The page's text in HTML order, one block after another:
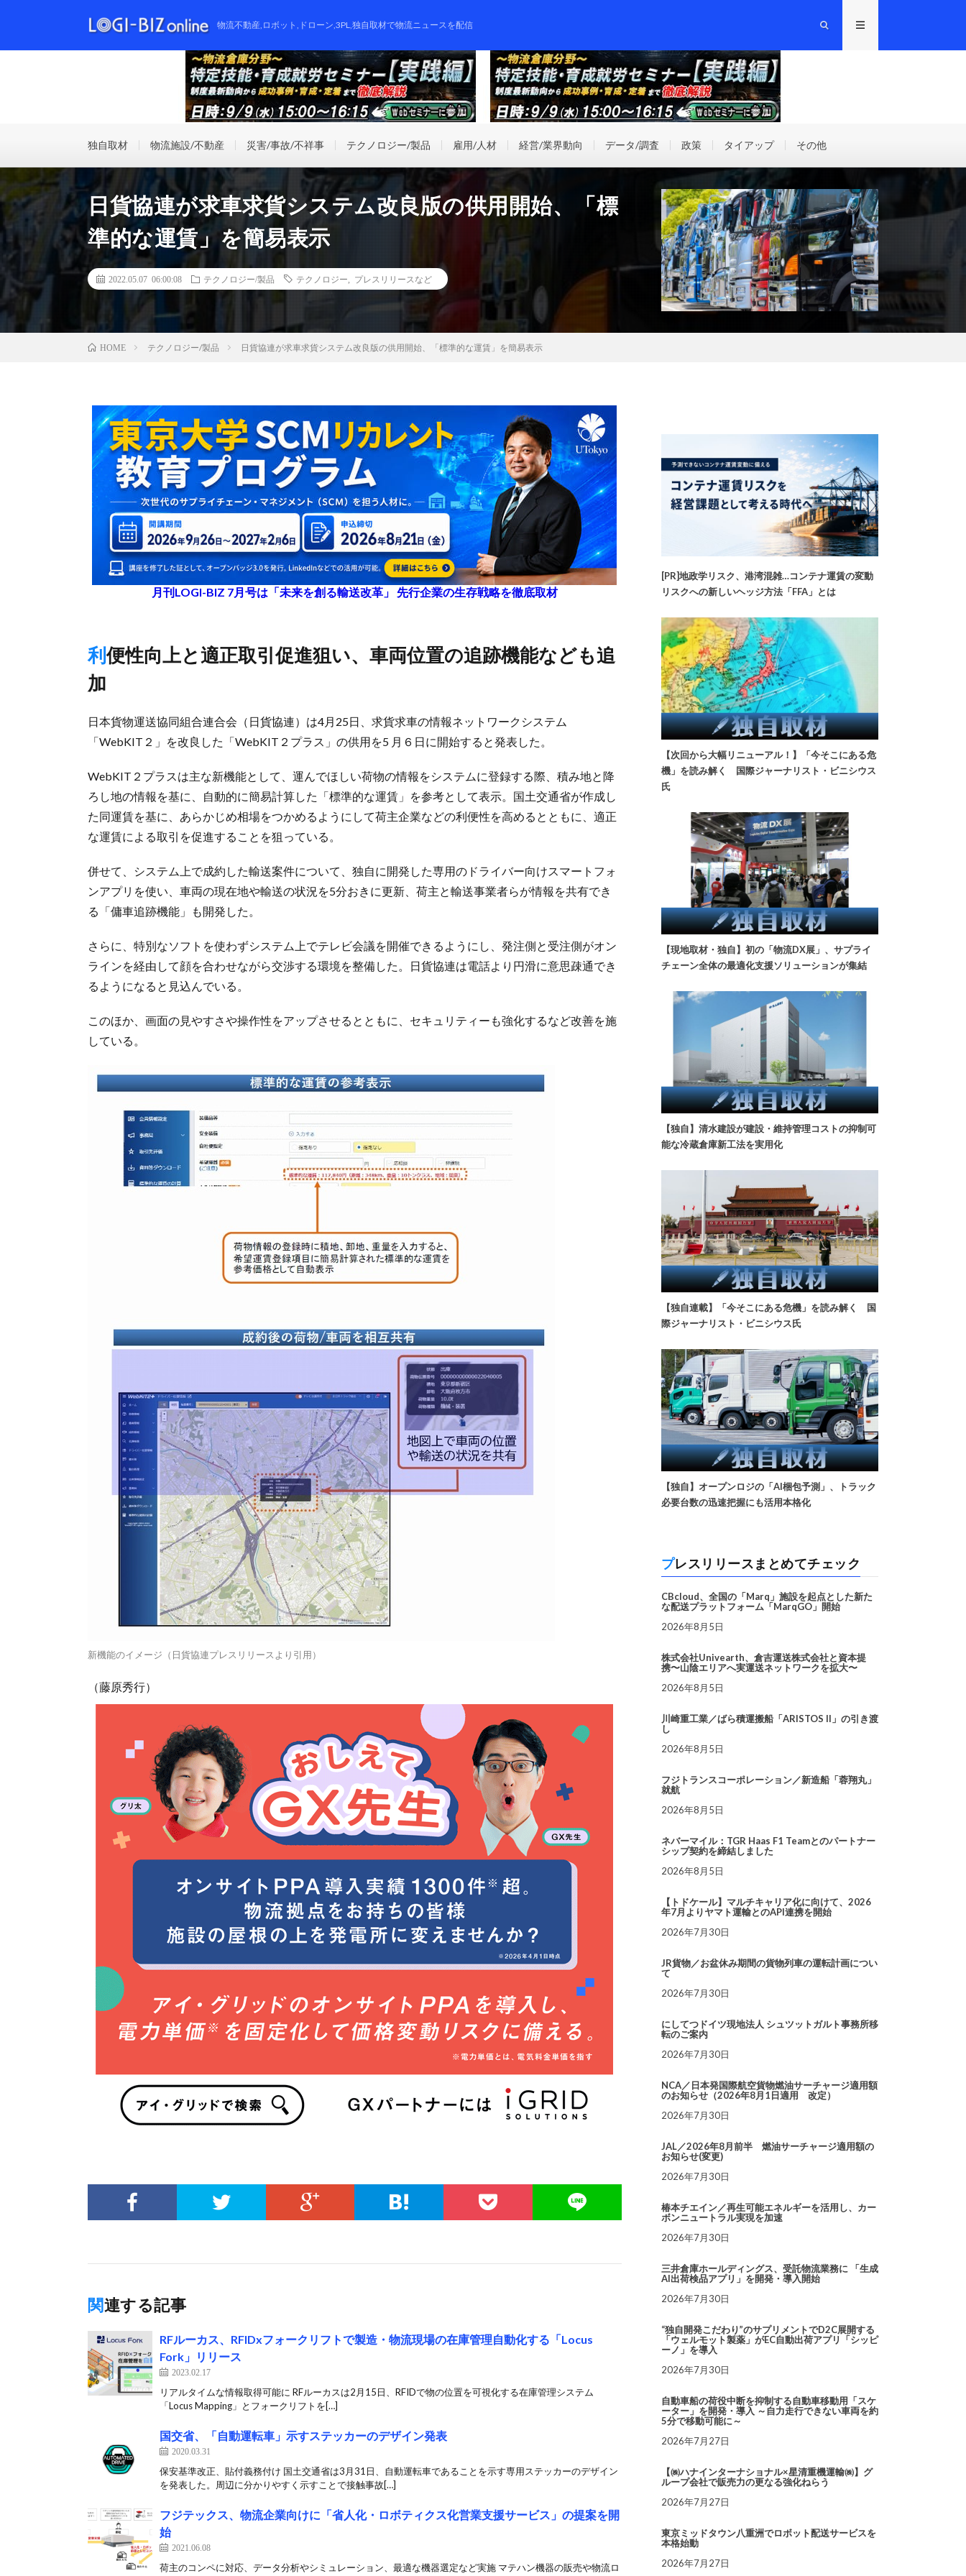
物流不動産,ロボット,ドローン,3PL,独自取材で物流ニュースを配信
独自取材 物流施設/不動産 災害/事故/不祥事 テクノロジー/製品 雇用/人材 経営/業界動向 データ/調査 政策 タイアップ その他
日貨協連が求車求貨システム改良版の供用開始、「標
準的な運賃」を簡易表示
2022.05.07 06:00:08 テクノロジー/製品 テクノロジー プレスリリースなど
HOME テクノロジー/製品 日貨協連が求車求貨システム改良版の供用開始、「標準的な運賃」を簡易表示
月刊LOGI-BIZ 7月号は「未来を創る輸送改革」 先行企業の生存戦略を徹底取材
利便性向上と適正取引促進狙い、車両位置の追跡機能なども追
加
日本貨物運送協同組合連合会（日貨協連）は4月25日、求貨求車の情報ネットワークシステム
「WebKIT２」を改良した「WebKIT２プラス」の供用を5 ⽉６⽇に開始すると発表した。
WebKIT２プラスは主な新機能として、運んでほしい荷物の情報をシステムに登録する際、積み地と降
ろし地の情報を基に、自動的に簡易計算した「標準的な運賃」を参考として表示。国土交通省が作成し
た同運賃を基に、あらかじめ相場をつかめるようにして荷主企業などの利便性を高めるとともに、適正
な運賃による取引を促進することを狙っている。
併せて、システム上で成約した輸送案件について、独自に開発した専用のドライバー向けスマートフォ
ンアプリを使い、車両の現在地や輸送の状況を5分おきに更新、荷主と輸送事業者らが情報を共有でき
る「傭車追跡機能」も開発した。
さらに、特別なソフトを使わずシステム上でテレビ会議を開催できるようにし、発注側と受注側がオン
ラインを経由して顔を合わせながら交渉する環境を整備した。日貨協連は電話より円滑に意思疎通でき
るようになると見込んでいる。
このほか、画面の見やすさや操作性をアップさせるとともに、セキュリティーも強化するなど改善を施
している。
新機能のイメージ（日貨協連プレスリリースより引用）
（藤原秀行）
関連する記事
RFルーカス、RFIDxフォークリフトで製造・物流現場の在庫管理自動化する「Locus
Fork」リリース
2023.02.17
リアルタイムな情報取得可能に RFルーカスは2月15日、RFIDで物の位置を可視化する在庫管理システム
「Locus Mapping」とフォークリフトを[…]
国交省、「自動運転車」示すステッカーのデザイン発表
2020.03.31
保安基準改正、貼付義務付け 国土交通省は3月31日、自動運転車であることを示す専用ステッカーのデザイン
を発表した。周辺に分かりやすく示すことで接触事故[…]
フジテックス、物流企業向けに「省人化・ロボティクス化営業支援サービス」の提案を開
始
2021.06.08
荷主のコンペに対応、データ分析やシミュレーション、最適な機器選定など実施 マテハン機器の販売や物流ロ
[PR]地政学リスク、港湾混雑…コンテナ運賃の変動
リスクへの新しいヘッジ方法「FFA」とは
【次回から大幅リニューアル！】「今そこにある危
機」を読み解く 国際ジャーナリスト・ビニシウス
氏
【現地取材・独自】初の「物流DX展」、サプライ
チェーン全体の最適化支援ソリューションが集結
【独自】清水建設が建設・維持管理コストの抑制可
能な冷蔵倉庫新工法を実用化
【独自連載】「今そこにある危機」を読み解く 国
際ジャーナリスト・ビニシウス氏
【独自】オープンロジの「AI梱包予測」、トラック
必要台数の迅速把握にも活用本格化
プレスリリースまとめてチェック
CBcloud、全国の「Marq」施設を起点とした新た
な配送プラットフォーム「MarqGO」開始
2026年8月5日
株式会社Univearth、倉吉運送株式会社と資本提
携〜山陰エリアへ実運送ネットワークを拡大〜
2026年8月5日
川崎重工業／ばら積運搬船「ARISTOS II」の引き渡
し
2026年8月5日
フジトランスコーポレーション／新造船「蓉翔丸」
就航
2026年8月5日
ネバーマイル：TGR Haas F1 Teamとのパートナー
シップ契約を締結しました
2026年8月5日
【トドケール】マルチキャリア化に向けて、2026
年7月よりヤマト運輸とのAPI連携を開始
2026年7月30日
JR貨物／お盆休み期間の貨物列車の運転計画につい
て
2026年7月30日
にしてつドイツ現地法人 シュツットガルト事務所移
転のご案内
2026年7月30日
NCA／日本発国際航空貨物燃油サーチャージ適用額
のお知らせ（2026年8月1日適用 改定）
2026年7月30日
JAL／2026年8月前半 燃油サーチャージ適用額の
お知らせ(変更)
2026年7月30日
椿本チエイン／再生可能エネルギーを活用し、カー
ボンニュートラル実現を加速
2026年7月30日
三井倉庫ホールディングス、受託物流業務に 「生成
AI出荷検品アプリ」を開発・導入開始
2026年7月30日
“独自開発こだわり”のサプリメントでD2C展開する
「ウェルモット製薬」がEC自動出荷アプリ「シッピ
ーノ」を導入
2026年7月30日
自動車船の荷役中断を抑制する自動車移動用「スケ
ーター」を開発・導入 ～自力走行できない車両を約
5分で移動可能に～
2026年7月27日
【㈱ハナインターナショナル×星清重機運輸㈱】グ
ループ会社で販売力の更なる強化ねらう
2026年7月27日
東京ミッドタウン八重洲でロボット配送サービスを
本格始動
2026年7月27日